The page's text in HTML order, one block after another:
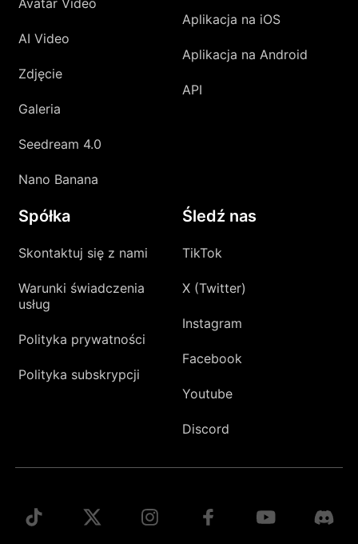
AI Video
Zdjęcie
Galeria
Seedream 4.0
Nano Banana
Aplikacja na iOS
Aplikacja na Android
API
Spółka
Skontaktuj się z nami
Warunki świadczenia
usług
Polityka prywatności
Polityka subskrypcji
Śledź nas
TikTok
X (Twitter)
Instagram
Facebook
Youtube
Discord